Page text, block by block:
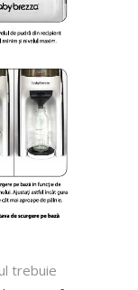
trebuie